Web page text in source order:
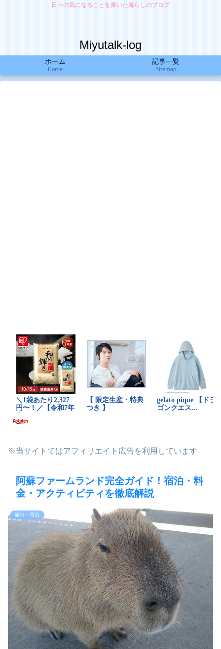
日々の気になることを書いた暮らしのブログ
Miyutalk-log
ホーム
Home
記事一覧
Sitemap
※当サイトではアフィリエイト広告を利用しています
阿蘇ファームランド完全ガイド！宿泊・料
金・アクティビティを徹底解説
旅行・宿泊